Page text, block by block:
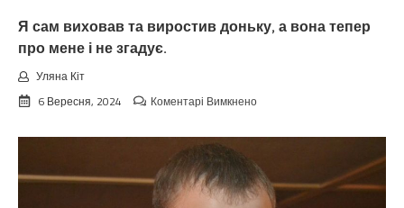
виконувати
я.
Я сам виховав та виростив доньку, а вона тепер
про мене і не згадує.
Уляна Кіт
6 Вересня, 2024
Коментарі Вимкненодо
сам
та
виростив
доньку,